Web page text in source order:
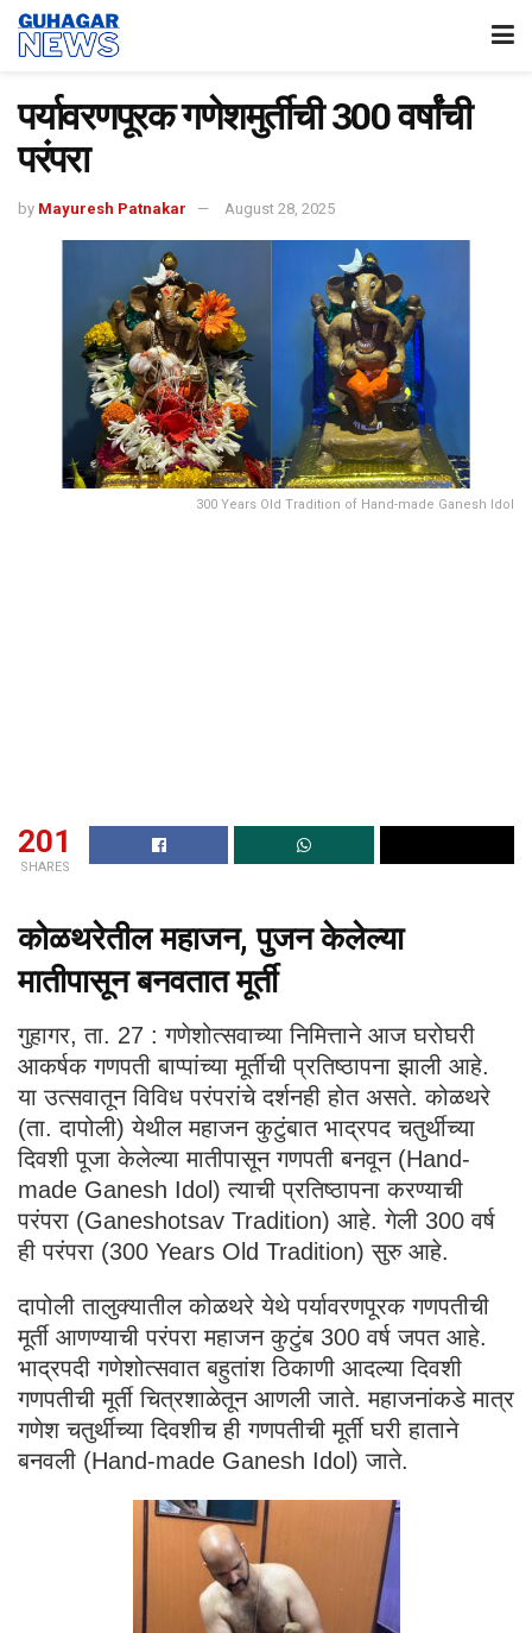
पर्यावरणपूरक गणेशमुर्तीची 300 वर्षांची
परंपरा
by Mayuresh Patnakar August 28, 2025
300 Years Old Tradition of Hand-made Ganesh Idol
201
SHARES
कोळथरेतील महाजन, पुजन केलेल्या
मातीपासून बनवतात मूर्ती
गुहागर, ता. 27 : गणेशोत्सवाच्या निमित्ताने आज घरोघरी
आकर्षक गणपती बाप्पांच्या मूर्तीची प्रतिष्ठापना झाली आहे.
या उत्सवातून विविध परंपरांचे दर्शनही होत असते. कोळथरे
(ता. दापोली) येथील महाजन कुटुंबात भाद्रपद चतुर्थीच्या
दिवशी पूजा केलेल्या मातीपासून गणपती बनवून (Hand-
made Ganesh Idol) त्याची प्रतिष्ठापना करण्याची
परंपरा (Ganeshotsav Tradition) आहे. गेली 300 वर्ष
ही परंपरा (300 Years Old Tradition) सुरु आहे.
दापोली तालुक्यातील कोळथरे येथे पर्यावरणपूरक गणपतीची
मूर्ती आणण्याची परंपरा महाजन कुटुंब 300 वर्ष जपत आहे.
भाद्रपदी गणेशोत्सवात बहुतांश ठिकाणी आदल्या दिवशी
गणपतीची मूर्ती चित्रशाळेतून आणली जाते. महाजनांकडे मात्र
गणेश चतुर्थीच्या दिवशीच ही गणपतीची मूर्ती घरी हाताने
बनवली (Hand-made Ganesh Idol) जाते.